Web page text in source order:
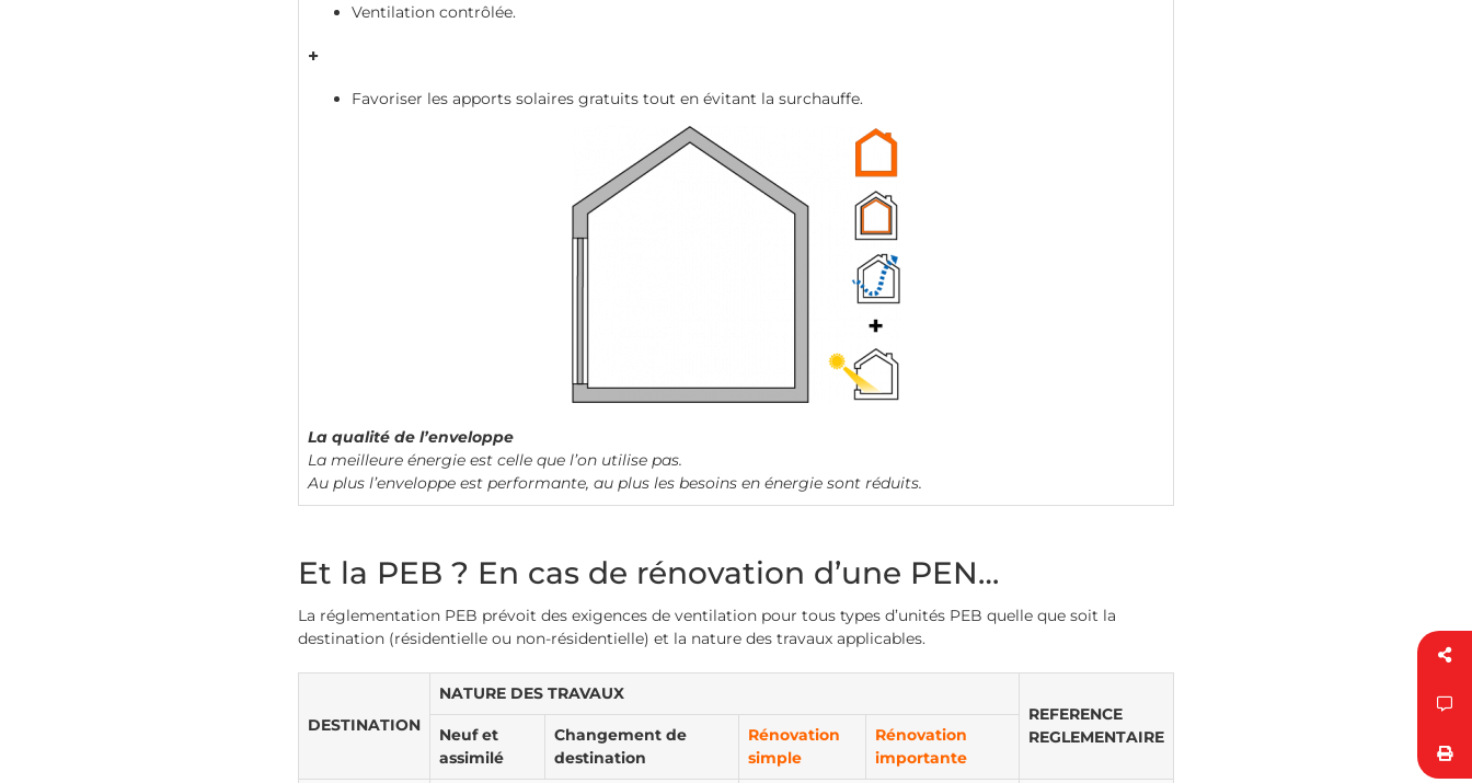
Ventilation contrôlée.
+
Favoriser les apports solaires gratuits tout en évitant la surchauffe.
La qualité de l’enveloppe
La meilleure énergie est celle que l’on utilise pas.
Au plus l’enveloppe est performante, au plus les besoins en énergie sont réduits.
Et la PEB ? En cas de rénovation d’une PEN…
La réglementation PEB prévoit des exigences de ventilation pour tous types d’unités PEB quelle que soit la
destination (résidentielle ou non-résidentielle) et la nature des travaux applicables.
DESTINATION
NATURE DES TRAVAUX
REFERENCE
REGLEMENTAIRE
Neuf et
assimilé
Changement de
destination
Rénovation
simple
Rénovation
importante